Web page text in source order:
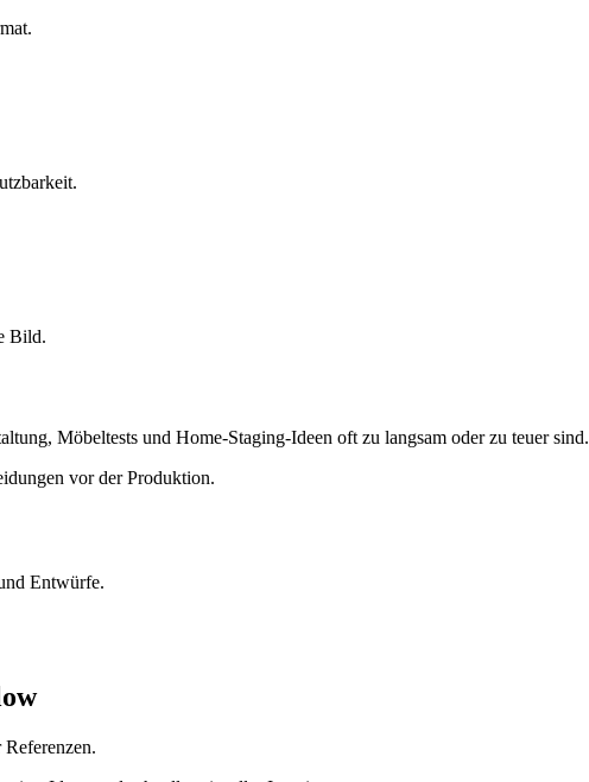
Bild.
Möbeltests und Home-Staging-Ideen oft zu langsam oder zu teuer sind.
vor der Produktion.
Entwürfe.